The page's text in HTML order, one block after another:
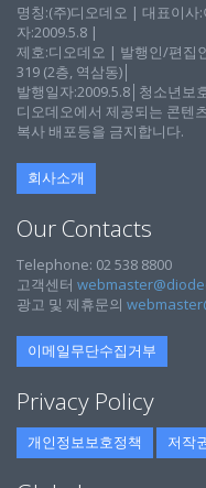
명칭:(주)디오데오 | 대표이
자:2009.5.8 |
제호:디오데오 | 발행인/편집
319 (2층, 역삼동)│
발행일자:2009.5.8│청소년보
디오데오에서 제공되는 콘텐
복사 배포등을 금지합니다.
회사소개
Our Contacts
Telephone: 02 538 8800
고객센터
광고 및 제휴문의
이메일무단수집거부
Privacy Policy
개인정보보호정책 저작